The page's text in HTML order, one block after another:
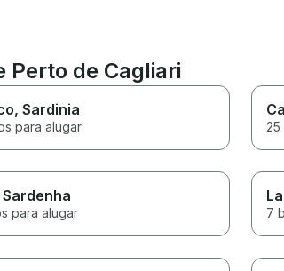
Perto de Cagliari
, Sardinia
para alugar
Sardenha
para alugar 7